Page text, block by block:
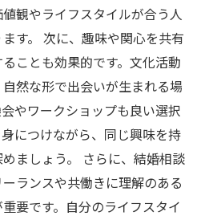
観やライフスタイルが合う人
す。 次に、趣味や関心を共有
ことも効果的です。文化活動
然な形で出会いが生まれる場
やワークショップも良い選択
につけながら、同じ興味を持
ましょう。 さらに、結婚相談
ランスや共働きに理解のある
要です。自分のライフスタイ